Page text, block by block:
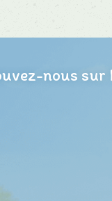
nous sur